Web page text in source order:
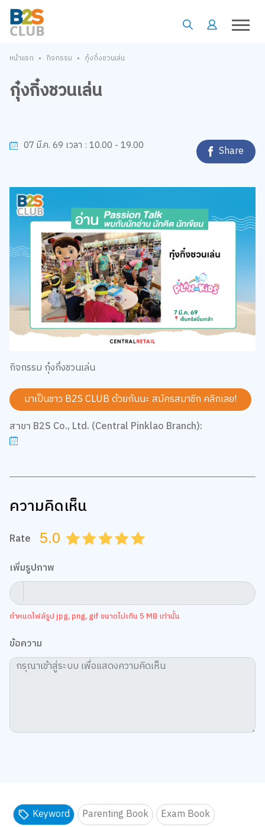
หน้าแรก • กิจกรรม • กุ๋งกิ๋งชวนเล่น
กุ๋งกิ๋งชวนเล่น
07 มี.ค. 69 เวลา : 10.00 - 19.00 Share
กิจกรรม กุ๋งกิ๋งชวนเล่น
มาเป็นชาว B2S CLUB ด้วยกันนะ สมัครสมาชิก คลิกเลย!
สาขา B2S Co., Ltd. (Central Pinklao Branch):
ความคิดเห็น
Rate 5.0 4.5
4.0
3.5
3.0
2.5
2.0
1.5
1.0
0.5
เพิ่มรูปภาพ
กำหนดไฟล์รูป jpg, png, gif ขนาดไม่เกิน 5 MB เท่านั้น
ข้อความ
Keyword Parenting Book
Exam Book